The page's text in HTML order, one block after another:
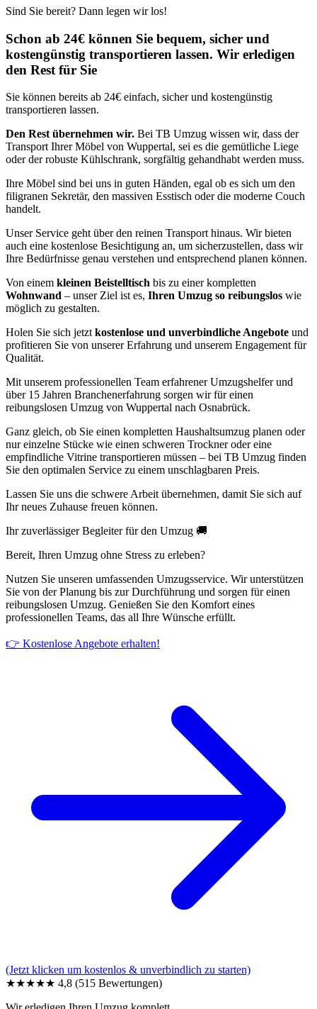
Sind Sie bereit? Dann legen wir los!
Schon ab 24€ können Sie bequem, sicher und
kostengünstig transportieren lassen. Wir erledigen
den Rest für Sie
Sie können bereits ab 24€ einfach, sicher und kostengünstig
transportieren lassen.
Den Rest übernehmen wir. Bei TB Umzug wissen wir, dass der
Transport Ihrer Möbel von Wuppertal, sei es die gemütliche Liege
oder der robuste Kühlschrank, sorgfältig gehandhabt werden muss.
Ihre Möbel sind bei uns in guten Händen, egal ob es sich um den
filigranen Sekretär, den massiven Esstisch oder die moderne Couch
handelt.
Unser Service geht über den reinen Transport hinaus. Wir bieten
auch eine kostenlose Besichtigung an, um sicherzustellen, dass wir
Ihre Bedürfnisse genau verstehen und entsprechend planen können.
Von einem kleinen Beistelltisch bis zu einer kompletten
Wohnwand – unser Ziel ist es, Ihren Umzug so reibungslos wie
möglich zu gestalten.
Holen Sie sich jetzt kostenlose und unverbindliche Angebote und
profitieren Sie von unserer Erfahrung und unserem Engagement für
Qualität.
Mit unserem professionellen Team erfahrener Umzugshelfer und
über 15 Jahren Branchenerfahrung sorgen wir für einen
reibungslosen Umzug von Wuppertal nach Osnabrück.
Ganz gleich, ob Sie einen kompletten Haushaltsumzug planen oder
nur einzelne Stücke wie einen schweren Trockner oder eine
empfindliche Vitrine transportieren müssen – bei TB Umzug finden
Sie den optimalen Service zu einem unschlagbaren Preis.
Lassen Sie uns die schwere Arbeit übernehmen, damit Sie sich auf
Ihr neues Zuhause freuen können.
Ihr zuverlässiger Begleiter für den Umzug 🚚
Bereit, Ihren Umzug ohne Stress zu erleben?
Nutzen Sie unseren umfassenden Umzugsservice. Wir unterstützen
Sie von der Planung bis zur Durchführung und sorgen für einen
reibungslosen Umzug. Genießen Sie den Komfort eines
professionellen Teams, das all Ihre Wünsche erfüllt.
👉 Kostenlose Angebote erhalten!
(Jetzt klicken um kostenlos & unverbindlich zu starten)
★★★★★ 4,8 (515 Bewertungen)